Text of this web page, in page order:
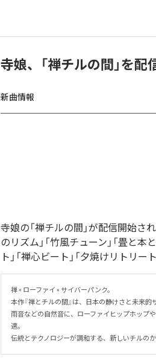
寺娘、「禅チルの間」を配
新曲情報
寺娘の「禅チルの間」が配信開始さ
のリズム」「竹風チューン」「畳と本
ト」「禅心ビート」「夕焼けリトリ
禅 × ローファイ × サイバーパンク。
本作『禅とチルの間』は、日本の静けさと未来
雨音などの自然音に、ローファイヒップホップ
適。
伝統とテクノロジーが調和する、新しいチルの